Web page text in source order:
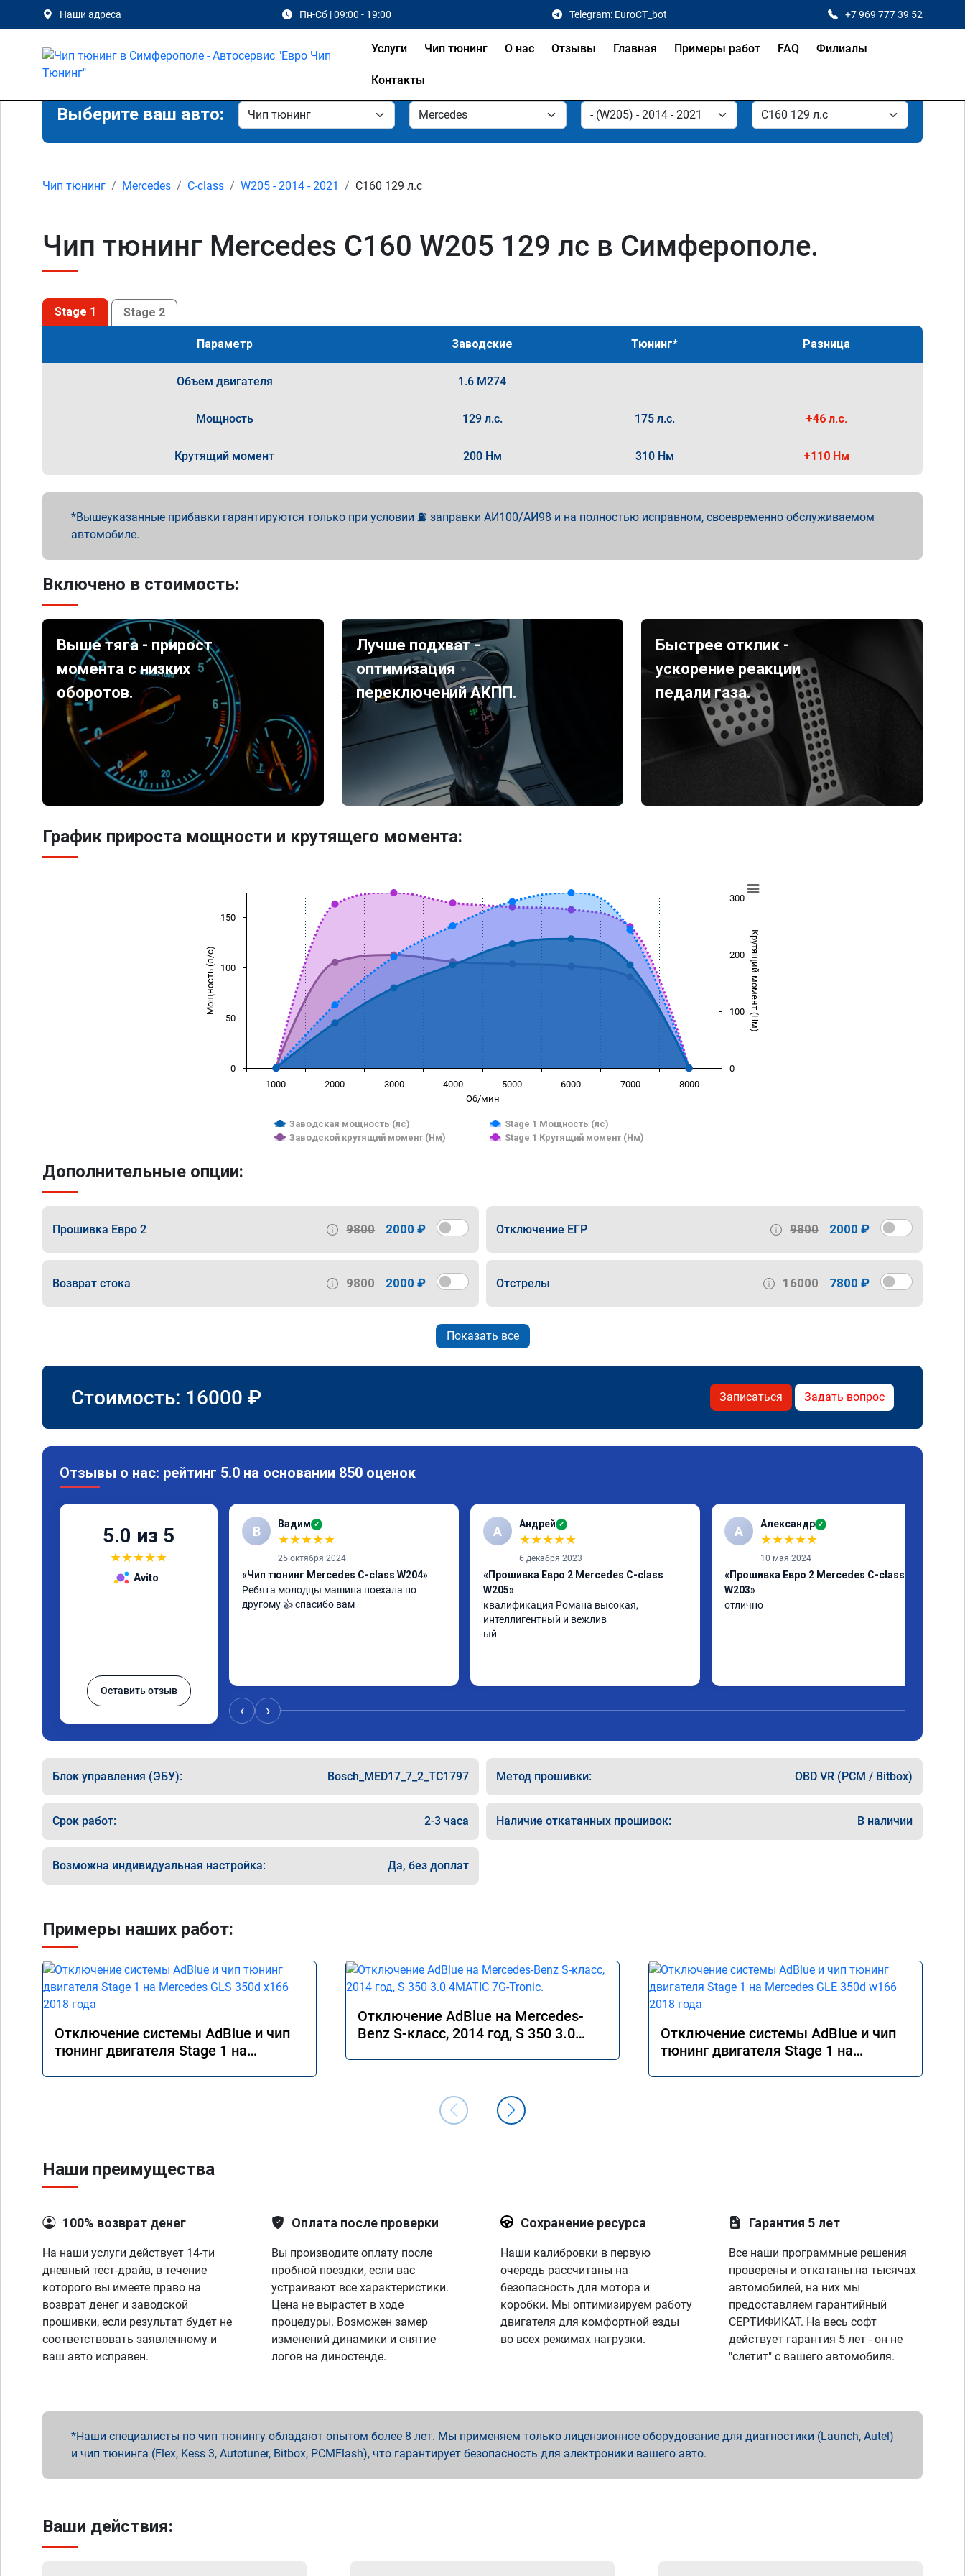
Наши адреса Пн-Сб | 09:00 - 19:00 Telegram: EuroCT_bot +7 969 777 39 52
Услуги Чип тюнинг О нас Отзывы Главная Примеры работ FAQ Филиалы
Контакты
Выберите ваш авто:
Чип тюнинг Mercedes C-class W205 - 2014 - 2021 C160 129 л.с
Чип тюнинг Mercedes C160 W205 129 лс в Симферополе.
Stage 1 Stage 2
Параметр Заводские Тюнинг* Разница
Объем двигателя 1.6 M274
Мощность 129 л.с. 175 л.с. +46 л.с.
Крутящий момент 200 Нм 310 Нм +110 Нм
Вышеуказанные прибавки гарантируются только при условии ⛽ заправки АИ100/АИ98 и на полностью исправном, своевременно обслуживаемом
автомобиле.
Включено в стоимость:
Выше тяга - прирост
момента с низких
оборотов.
Лучше подхват -
оптимизация
переключений АКПП.
Быстрее отклик -
ускорение реакции
педали газа.
График прироста мощности и крутящего момента:
Об/мин
Мощность (л/с) Крутящий момент (Нм)
Заводская мощность (лс)
Stage 1 Мощность (лс)
Заводской крутящий момент (Нм)
Stage 1 Крутящий момент (Нм)
1000 2000 3000 4000 5000 6000 7000 8000
0
50
100
150
0
100
200
300
Дополнительные опции:
Прошивка Евро 2 9800 2000 ₽ Отключение ЕГР 9800 2000 ₽
Возврат стока 9800 2000 ₽ Отстрелы 16000 7800 ₽
Показать все
Стоимость: 16000 ₽ Записаться Задать вопрос
Отзывы о нас: рейтинг 5.0 на основании 850 оценок
5.0 из 5
★★★★★
Avito
Оставить отзыв
В Вадим ✓
★★★★★
25 октября 2024
«Чип тюнинг Mercedes C-class W204»
Ребята молодцы машина поехала по
другому 👍 спасибо вам
А Андрей ✓
★★★★★
6 декабря 2023
«Прошивка Евро 2 Mercedes C-class
W205»
квалификация Романа высокая,
интеллигентный и вежлив
ый
А Александр ✓
★★★★★
10 мая 2024
«Прошивка Евро 2 Mercedes C-class
W203»
отлично
‹ ›
Блок управления (ЭБУ): Bosch_MED17_7_2_TC1797 Метод прошивки: OBD VR (PCM / Bitbox)
Срок работ: 2-3 часа Наличие откатанных прошивок: В наличии
Возможна индивидуальная настройка: Да, без доплат
Примеры наших работ:
Отключение системы AdBlue и чип
тюнинг двигателя Stage 1 на
Отключение AdBlue на Mercedes-
Benz S-класс, 2014 год, S 350 3.0
Отключение системы AdBlue и чип
тюнинг двигателя Stage 1 на
Наши преимущества
100% возврат денег
На наши услуги действует 14-ти
дневный тест-драйв, в течение
которого вы имеете право на
возврат денег и заводской
прошивки, если результат будет не
соответствовать заявленному и
ваш авто исправен.
Оплата после проверки
Вы производите оплату после
пробной поездки, если вас
устраивают все характеристики.
Цена не вырастет в ходе
процедуры. Возможен замер
изменений динамики и снятие
логов на диностенде.
Сохранение ресурса
Наши калибровки в первую
очередь рассчитаны на
безопасность для мотора и
коробки. Мы оптимизируем работу
двигателя для комфортной езды
во всех режимах нагрузки.
Гарантия 5 лет
Все наши программные решения
проверены и откатаны на тысячах
автомобилей, на них мы
предоставляем гарантийный
СЕРТИФИКАТ. На весь софт
действует гарантия 5 лет - он не
"слетит" с вашего автомобиля.
Наши специалисты по чип тюнингу обладают опытом более 8 лет. Мы применяем только лицензионное оборудование для диагностики (Launch, Autel)
и чип тюнинга (Flex, Kess 3, Autotuner, Bitbox, PCMFlash), что гарантирует безопасность для электроники вашего авто.
Ваши действия: